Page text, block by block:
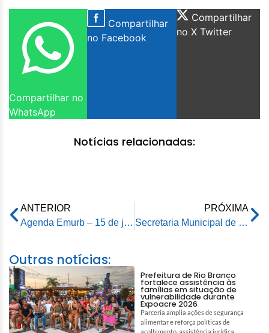
Compartilhar no
WhatsApp
Compartilhar
no Facebook
Compartilhar
no X Twitter
Notícias relacionadas:
ANTERIOR
Agenda Emurb – 15 de janeiro de 2024
PRÓXIMA
Secretaria Municipal de Saúde convoca aprovados em Processo seletivo
Outras notícias:
Prefeitura de Rio Branco
fortalece assistência às
famílias em situação de
vulnerabilidade durante
Expoacre 2026
Parceria amplia ações de segurança
alimentar e reforça políticas de
acolhimento, assistência jurídica